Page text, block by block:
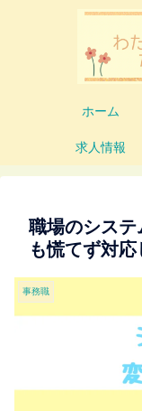
ホーム
求人情報
職場のシス
も慌てず対応
事務職